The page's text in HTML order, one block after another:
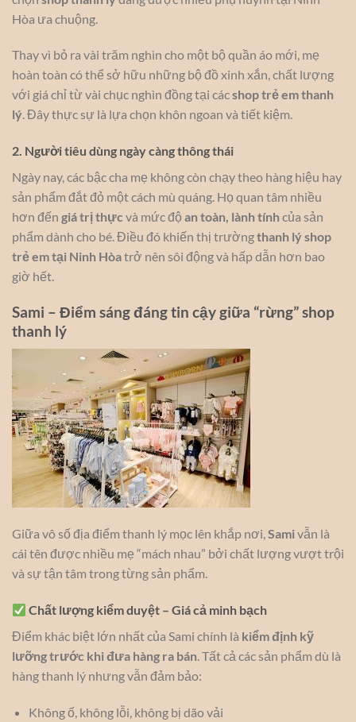
Hòa ưa chuộng.
Thay vì bỏ ra vài trăm nghìn cho một bộ quần áo mới, mẹ
hoàn toàn có thể sở hữu những bộ đồ xinh xắn, chất lượng
với giá chỉ từ vài chục nghìn đồng tại cácshop trẻ em thanh
lý. Đây thực sự là lựa chọn khôn ngoan và tiết kiệm.
2. Người tiêu dùng ngày càng thông thái
Ngày nay, các bậc cha mẹ không còn chạy theo hàng hiệu hay
sản phẩm đắt đỏ một cách mù quáng. Họ quan tâm nhiều
hơn đến giá trị thực và mức độan toàn, lành tínhcủa sản
phẩm dành cho bé. Điều đó khiến thị trườngthanh lý shop
trẻ em tại Ninh Hòatrở nên sôi động và hấp dẫn hơn bao
giờ hết.
Sami – Điểm sáng đáng tin cậy giữa “rừng” shop
thanh lý
Giữa vô số địa điểm thanh lý mọc lên khắp nơi,Samivẫn là
cái tên được nhiều mẹ “mách nhau” bởi chất lượng vượt trội
và sự tận tâm trong từng sản phẩm.
Chất lượng kiểm duyệt – Giá cả minh bạch
Điểm khác biệt lớn nhất của Sami chính là kiểm định kỹ
lưỡng trước khi đưa hàng ra bán. Tất cả các sản phẩm dù là
hàng thanh lý nhưng vẫn đảm bảo:
Không ố, không lỗi, không bị dão vải